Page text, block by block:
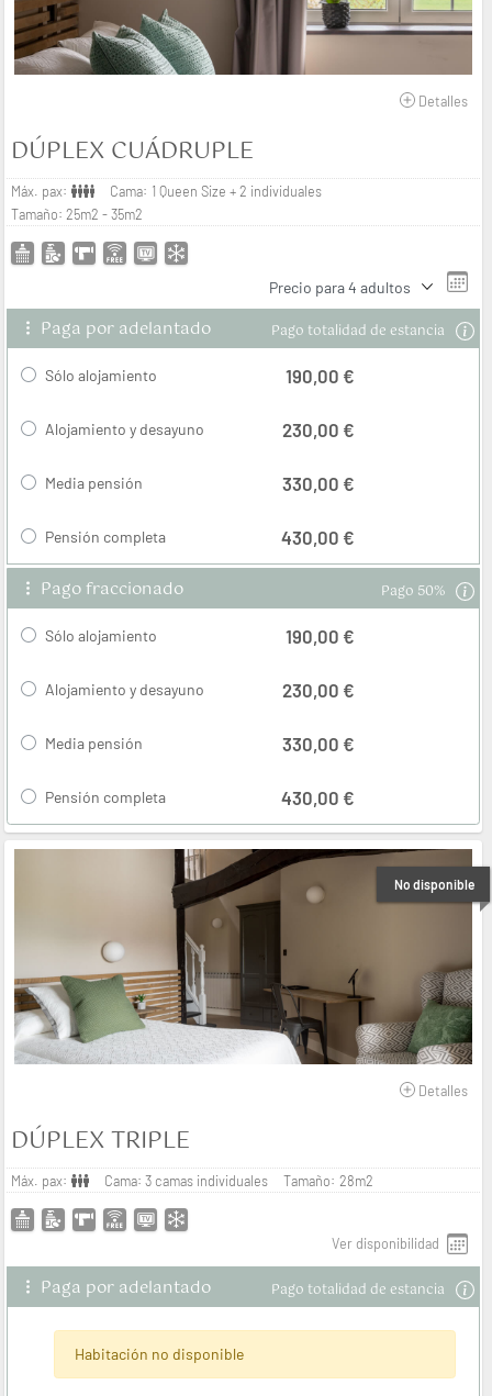
Detalles
DÚPLEX CUÁDRUPLE
Máx. pax: Cama: 1 Queen Size + 2 individuales
Tamaño: 25m2 - 35m2
Precio para4 adultos
Paga por adelantado Pago totalidad de estancia
Sólo alojamiento 190,00 €
Alojamiento y desayuno 230,00 €
Media pensión 330,00 €
Pensión completa 430,00 €
Pago fraccionado Pago 50%
Sólo alojamiento 190,00 €
Alojamiento y desayuno 230,00 €
Media pensión 330,00 €
Pensión completa 430,00 €
No disponible
Detalles
DÚPLEX TRIPLE
Máx. pax: Cama: 3 camas individuales Tamaño: 28m2
ver disponibilidad
Paga por adelantado Pago totalidad de estancia
Habitación no disponible